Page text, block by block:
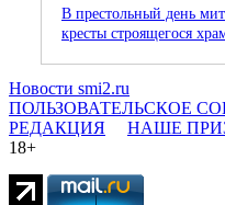
В престольный день
кресты строящегося
Новости smi2.ru
ПОЛЬЗОВАТЕЛЬСКОЕ
РЕДАКЦИЯ
НАШЕ
18+